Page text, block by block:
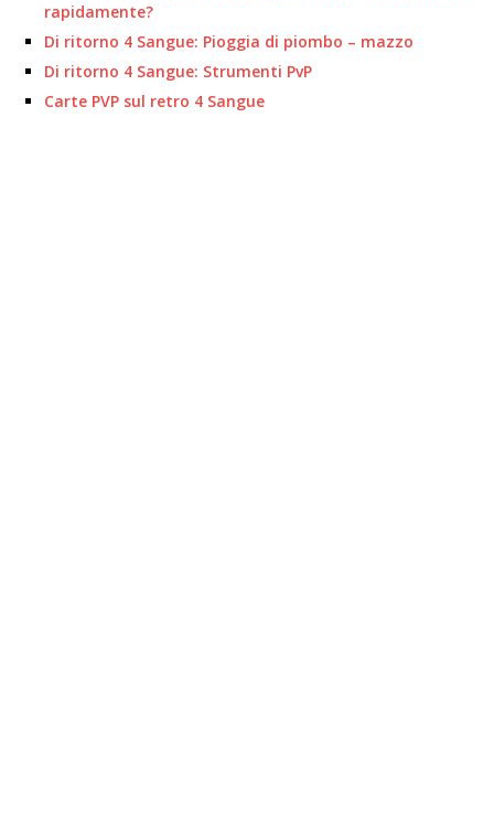
rapidamente?
Di ritorno 4 Sangue: Pioggia di piombo – mazzo
Di ritorno 4 Sangue: Strumenti PvP
Carte PVP sul retro 4 Sangue